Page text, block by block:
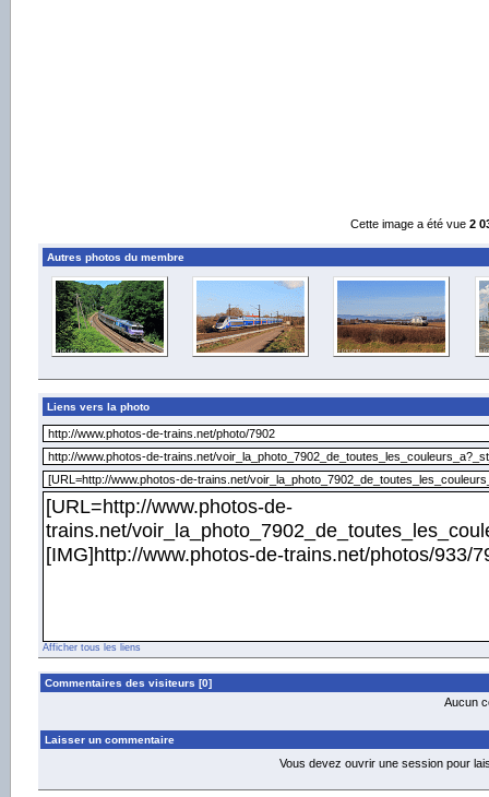
Cette image a été vue 2
Autres photos du membre
Liens vers la photo
Afficher tous les liens
Commentaires des visiteurs [0]
Aucun
Laisser un commentaire
Vous devez ouvrir une session pour